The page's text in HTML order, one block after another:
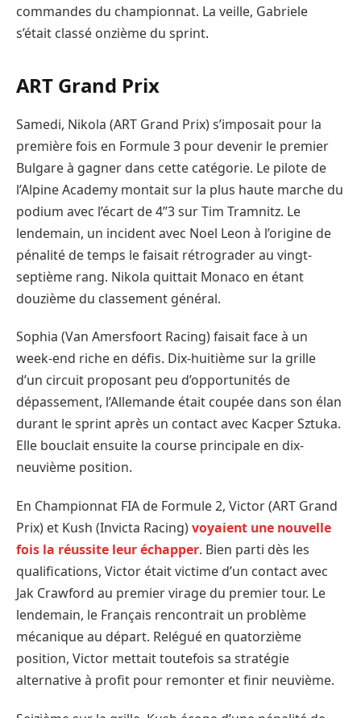
commandes du championnat. La veille, Gabriele
s’était classé onzième du sprint.
ART Grand Prix
Samedi, Nikola (ART Grand Prix) s’imposait pour la
première fois en Formule 3 pour devenir le premier
Bulgare à gagner dans cette catégorie. Le pilote de
l’Alpine Academy montait sur la plus haute marche du
podium avec l’écart de 4’’3 sur Tim Tramnitz. Le
lendemain, un incident avec Noel Leon à l’origine de
pénalité de temps le faisait rétrograder au vingt-
septième rang. Nikola quittait Monaco en étant
douzième du classement général.
Sophia (Van Amersfoort Racing) faisait face à un
week-end riche en défis. Dix-huitième sur la grille
d’un circuit proposant peu d’opportunités de
dépassement, l’Allemande était coupée dans son élan
durant le sprint après un contact avec Kacper Sztuka.
Elle bouclait ensuite la course principale en dix-
neuvième position.
En Championnat FIA de Formule 2, Victor (ART Grand
Prix) et Kush (Invicta Racing)voyaient une nouvelle
fois la réussite leur échapper. Bien parti dès les
qualifications, Victor était victime d’un contact avec
Jak Crawford au premier virage du premier tour. Le
lendemain, le Français rencontrait un problème
mécanique au départ. Relégué en quatorzième
position, Victor mettait toutefois sa stratégie
alternative à profit pour remonter et finir neuvième.